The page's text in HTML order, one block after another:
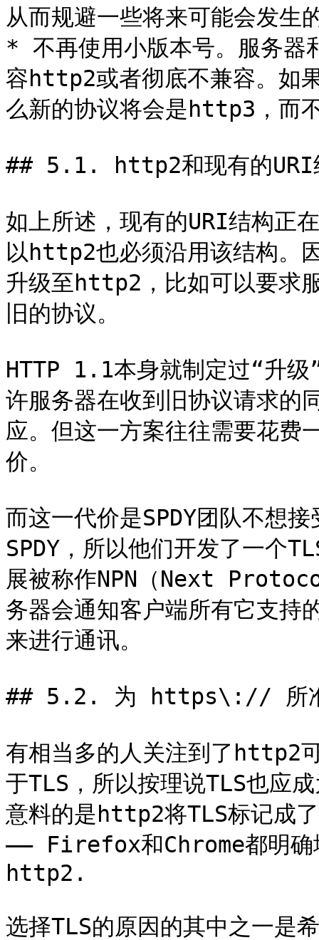
从而规避一些将来可能会发生
* 不再使用小版本号。服务器
容http2或者彻底不兼容。如
么新的协议将会是http3，
## 5.1. http2和现有的URI
如上所述，现有的URI结构正
以http2也必须沿用该结构。
升级至http2，比如可以要求
旧的协议。
HTTP 1.1本身就制定过“升级
许服务器在收到旧协议请求的
应。但这一方案往往需要花费
价。
而这一代价是SPDY团队不想
SPDY，所以他们开发了一个
展被称作NPN（Next
务器会通知客户端所有它支持
来进行通讯。
## 5.2. 为 https\:// 所
有相当多的人关注到了http2
于TLS，所以按理说TLS也应
意料的是http2将TLS标记成
—— Firefox和Chrome都明确
http2.
选择TLS的原因的其中之一是